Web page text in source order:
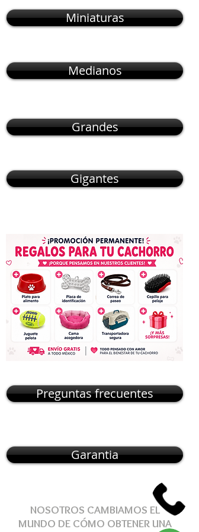
Miniaturas
Medianos
Grandes
Gigantes
Preguntas frecuentes
Garantia
NOSOTROS CAMBIAMOS EL
MUNDO DE CÓMO OBTENERUNA